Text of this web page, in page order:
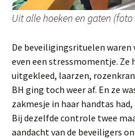
Uit alle hoeken en gaten
De beveiligingsrituelen
even een stressmomentje. Ze
uitgekleed, laarzen,
BH ging toch weer af. En ze
zakmesje in haar handtas had,
Bij dezelfde controle twee
aandacht van de beveiligers